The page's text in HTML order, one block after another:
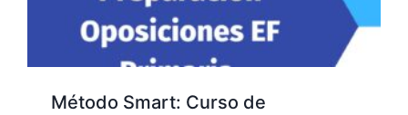
Método Smart: Curso de